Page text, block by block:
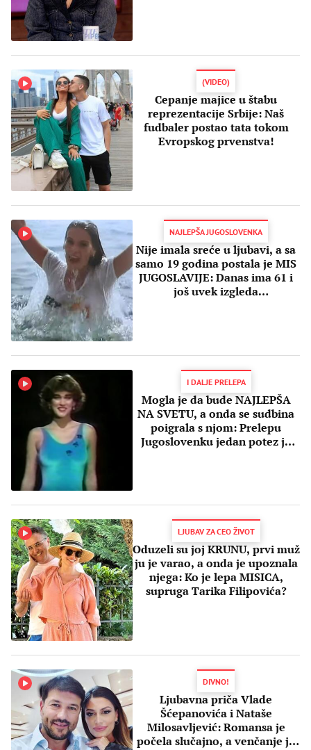
(VIDEO)
Cepanje majice u štabu
reprezentacije Srbije: Naš
fudbaler postao tata tokom
Evropskog prvenstva!
NAJLEPŠA JUGOSLOVENKA
Nije imala sreće u ljubavi, a sa
samo 19 godina postala je MIS
JUGOSLAVIJE: Danas ima 61 i
još uvek izgleda
I DALJE PRELEPA
Mogla je da bude NAJLEPŠA
NA SVETU, a onda se sudbina
poigrala s njom: Prelepu
Jugoslovenku jedan potez je
LJUBAV ZA CEO ŽIVOT
Oduzeli su joj KRUNU, prvi muž
ju je varao, a onda je upoznala
njega: Ko je lepa MISICA,
supruga Tarika Filipovića?
DIVNO!
Ljubavna priča Vlade
Šćepanovića i Nataše
Milosavljević: Romansa je
počela slučajno, a venčanje je